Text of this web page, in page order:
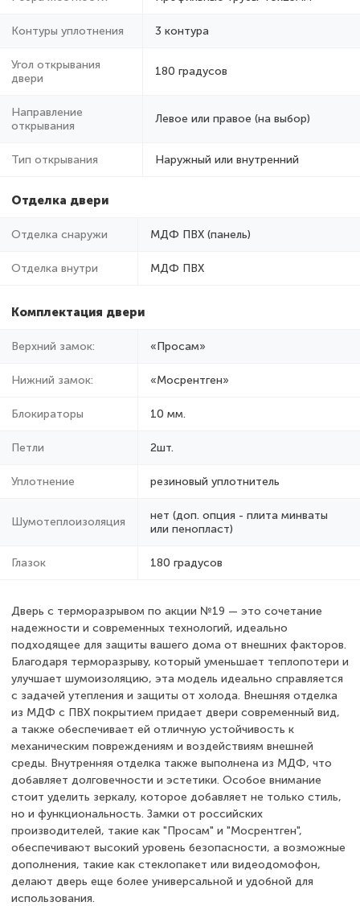
Контуры уплотнения 3 контура
Угол открывания
двери
180 градусов
Направление
открывания
Левое или правое (на выбор)
Тип открывания Наружный или внутренний
Отделка двери
Отделка снаружи МДФ ПВХ (панель)
Отделка внутри МДФ ПВХ
Комплектация двери
Верхний замок: «Просам»
Нижний замок: «Мосрентген»
Блокираторы 10 мм.
Петли 2шт.
Уплотнение резиновый уплотнитель
Шумотеплоизоляция
нет (доп. опция - плита минваты
или пенопласт)
Глазок 180 градусов
Дверь с терморазрывом по акции №19 — это сочетание
надежности и современных технологий, идеально
подходящее для защиты вашего дома от внешних факторов.
Благодаря терморазрыву, который уменьшает теплопотери и
улучшает шумоизоляцию, эта модель идеально справляется
с задачей утепления и защиты от холода. Внешняя отделка
из МДФ с ПВХ покрытием придает двери современный вид,
а также обеспечивает ей отличную устойчивость к
механическим повреждениям и воздействиям внешней
среды. Внутренняя отделка также выполнена из МДФ, что
добавляет долговечности и эстетики. Особое внимание
стоит уделить зеркалу, которое добавляет не только стиль,
но и функциональность. Замки от российских
производителей, такие как "Просам" и "Мосрентген",
обеспечивают высокий уровень безопасности, а возможные
дополнения, такие как стеклопакет или видеодомофон,
делают дверь еще более универсальной и удобной для
использования.